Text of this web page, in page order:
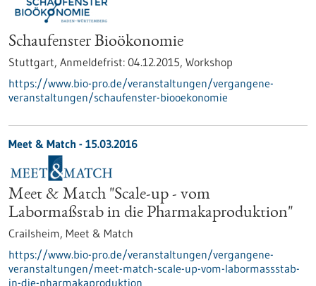
Schaufenster Bioökonomie
Stuttgart, Anmeldefrist: 04.12.2015, Workshop
https://www.bio-pro.de/veranstaltungen/vergangene-
veranstaltungen/schaufenster-biooekonomie
Meet & Match - 15.03.2016
Meet & Match "Scale-up - vom
Labormaßstab in die Pharmakaproduktion"
Crailsheim, Meet & Match
https://www.bio-pro.de/veranstaltungen/vergangene-
veranstaltungen/meet-match-scale-up-vom-labormassstab-
in-die-pharmakaproduktion